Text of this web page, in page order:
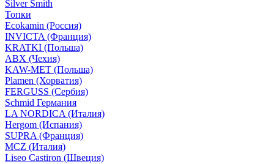
Silver Smith
Топки
Ecokamin (Россия)
INVICTA (Франция)
KRATKI (Польша)
ABX (Чехия)
KAW-MET (Польша)
Plamen (Хорватия)
FERGUSS (Сербия)
Schmid Германия
LA NORDICA (Италия)
Hergom (Испания)
SUPRA (Франция)
MCZ (Италия)
Liseo Castiron (Швеция)